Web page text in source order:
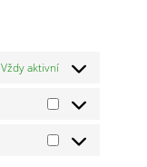
Vždy aktivní
Statistiky
Marketing